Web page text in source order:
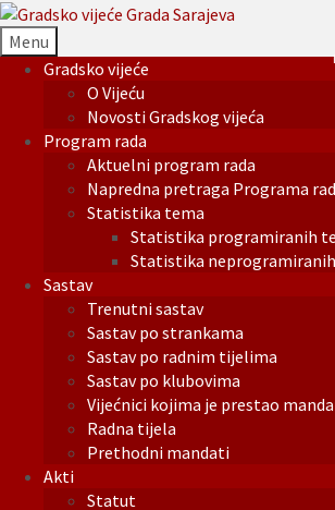
Menu
Gradsko vijeće
O Vijeću
Novosti Gradskog vijeća
Program rada
Aktuelni program rada
Napredna pretraga Programa
Statistika tema
Statistika programiranih
Statistika
Sastav
Trenutni sastav
Sastav po strankama
Sastav po radnim tijelima
Sastav po klubovima
Vijećnici kojima je prestao
Radna tijela
Prethodni mandati
Akti
Statut